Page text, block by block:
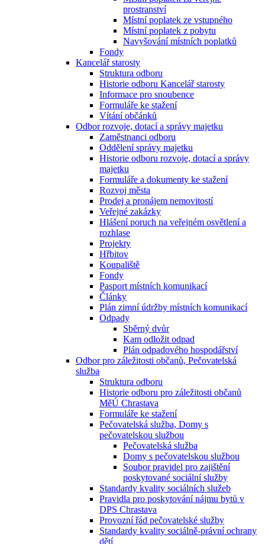
prostranství
Místní poplatek ze vstupného
Místní poplatek z pobytu
Navyšování místních poplatků
Fondy
Kancelář starosty
Struktura odboru
Historie odboru Kancelář starosty
Informace pro snoubence
Formuláře ke stažení
Vítání občánků
Odbor rozvoje, dotací a správy majetku
Zaměstnanci odboru
Oddělení správy majetku
Historie odboru rozvoje, dotací a správy
majetku
Formuláře a dokumenty ke stažení
Rozvoj města
Prodej a pronájem nemovitostí
Veřejné zakázky
Hlášení poruch na veřejném osvětlení a
rozhlase
Projekty
Hřbitov
Koupaliště
Fondy
Pasport místních komunikací
Články
Plán zimní údržby místních komunikací
Odpady
Sběrný dvůr
Kam odložit odpad
Plán odpadového hospodářství
Odbor pro záležitosti občanů, Pečovatelská
služba
Struktura odboru
Historie odboru pro záležitosti občanů
MěÚ Chrastava
Formuláře ke stažení
Pečovatelská služba, Domy s
pečovatelskou službou
Pečovatelská služba
Domy s pečovatelskou službou
Soubor pravidel pro zajištění
poskytované sociální služby
Standardy kvality sociálních služeb
Pravidla pro poskytování nájmu bytů v
DPS Chrastava
Provozní řád pečovatelské služby
Standardy kvality sociálně-právní ochrany
dětí